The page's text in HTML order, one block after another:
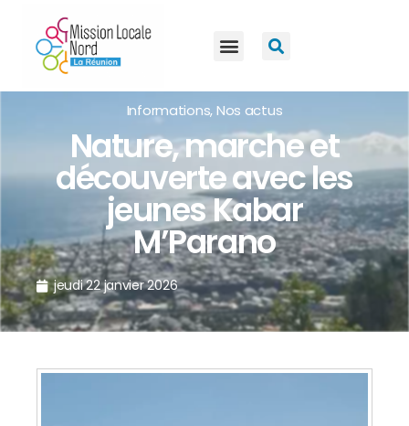
Informations,Nos actus
Nature, marche et
découverte avec les
jeunes Kabar
M’Parano
jeudi 22 janvier 2026